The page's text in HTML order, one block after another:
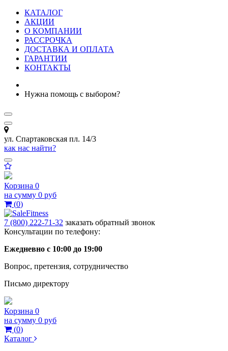
КАТАЛОГ
АКЦИИ
О КОМПАНИИ
РАССРОЧКА
ДОСТАВКА И ОПЛАТА
ГАРАНТИИ
КОНТАКТЫ
Нужна помощь с выбором?
ул. Спартаковская пл. 14/3
как нас найти?
Корзина 0
на сумму 0 руб
(0)
7 (800) 222-71-32 заказать обратный звонок
Консультации по телефону:
Ежедневно с 10:00 до 19:00
Вопрос, претензия, сотрудничество
Письмо директору
Корзина 0
на сумму 0 руб
(0)
Каталог